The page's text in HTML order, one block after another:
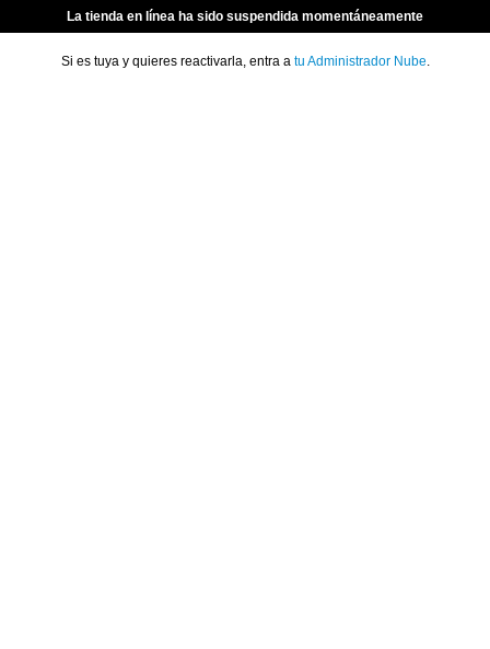
La tienda en línea ha sido suspendida momentáneamente
Si es tuya y quieres reactivarla, entra a tu Administrador Nube.